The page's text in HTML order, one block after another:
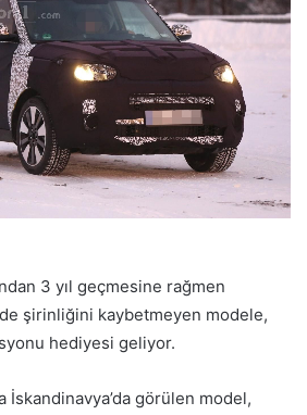
3 yıl geçmesine rağmen
şirinliğini kaybetmeyen modele,
hediyesi geliyor.
İskandinavya’da görülen model,